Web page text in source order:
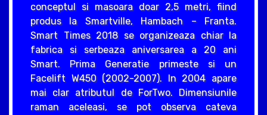
conceptul si masoara doar 2,5 metri, fiind
produs la Smartville, Hambach – Franta.
Smart Times 2018 se organizeaza chiar la
fabrica si serbeaza aniversarea a 20 ani
Smart. Prima Generatie primeste si un
Facelift W450 (2002-2007). In 2004 apare
mai clar atributul de ForTwo. Dimensiunile
raman aceleasi, se pot observa cateva